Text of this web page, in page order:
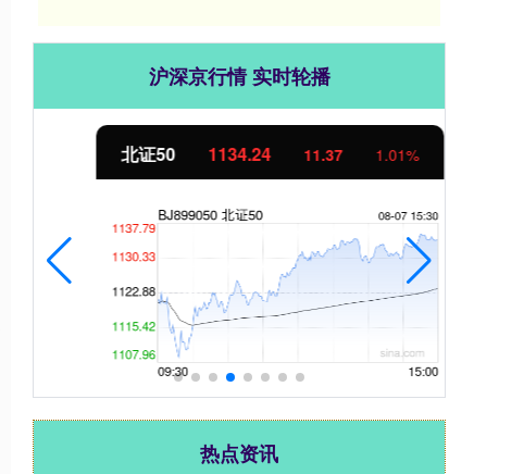
沪深京行情 实时轮播
北证50 1134.24 11.37 1.01%
热点资讯